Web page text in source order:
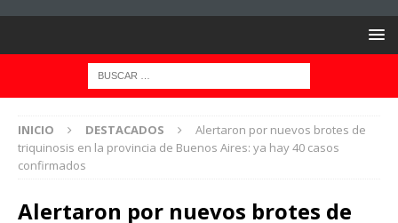
INICIO DESTACADOS
Alertaron por nuevos brotes de
triquinosis en la provincia de Buenos Aires: ya hay 40 casos
confirmados
Alertaron por nuevos brotes de